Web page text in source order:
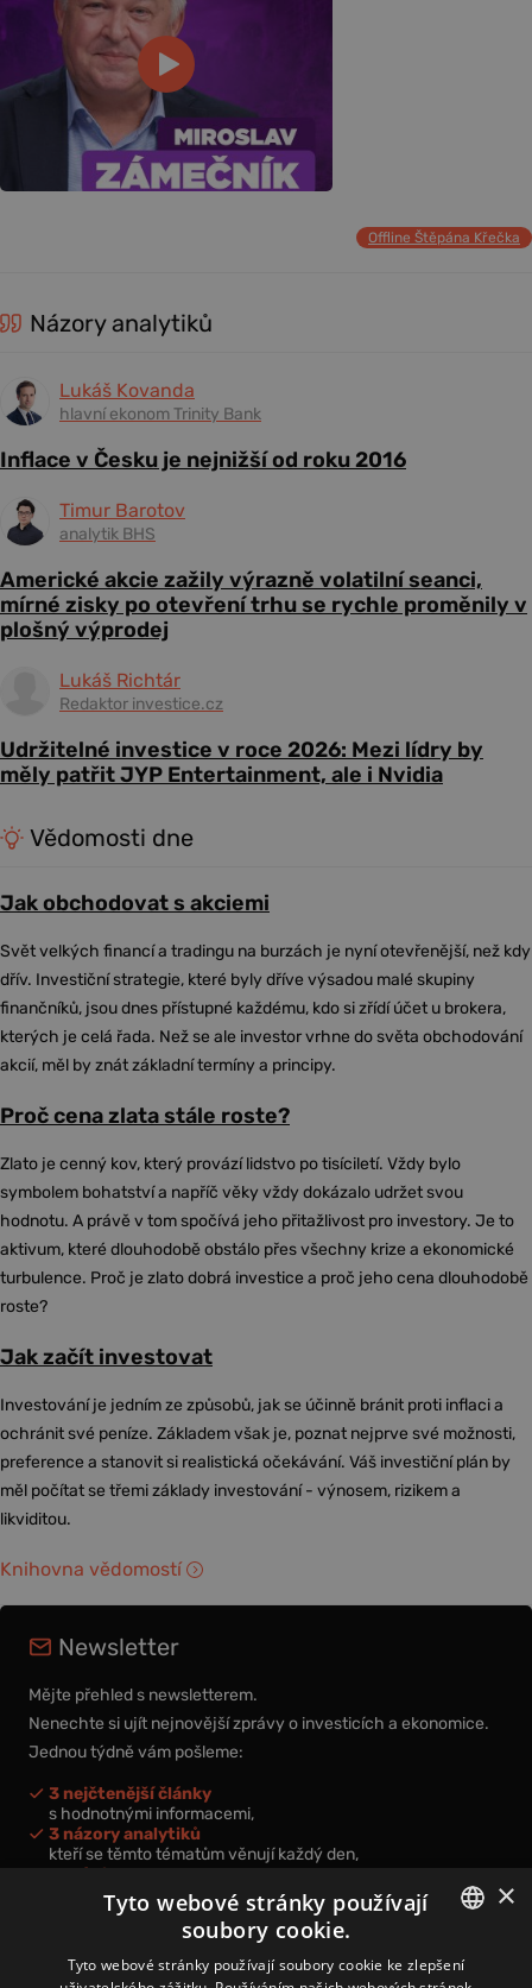
Offline Štěpána Křečka
Názory analytiků
Lukáš Kovanda
hlavní ekonom Trinity Bank
Inflace v Česku je nejnižší od roku 2016
Timur Barotov
analytik BHS
Americké akcie zažily výrazně volatilní seanci,
mírné zisky po otevření trhu se rychle proměnily v
plošný výprodej
Lukáš Richtár
Redaktor investice.cz
Udržitelné investice v roce 2026: Mezi lídry by
měly patřit JYP Entertainment, ale i Nvidia
Vědomosti dne
Jak obchodovat s akciemi
Svět velkých financí a tradingu na burzách je nyní otevřenější, než kdy
dřív. Investiční strategie, které byly dříve výsadou malé skupiny
finančníků, jsou dnes přístupné každému, kdo si zřídí účet u brokera,
kterých je celá řada. Než se ale investor vrhne do světa obchodování
akcií, měl by znát základní termíny a principy.
Proč cena zlata stále roste?
Zlato je cenný kov, který provází lidstvo po tisíciletí. Vždy bylo
symbolem bohatství a napříč věky vždy dokázalo udržet svou
hodnotu. A právě v tom spočívá jeho přitažlivost pro investory. Je to
aktivum, které dlouhodobě obstálo přes všechny krize a ekonomické
turbulence. Proč je zlato dobrá investice a proč jeho cena dlouhodobě
roste?
Jak začít investovat
Investování je jedním ze způsobů, jak se účinně bránit proti inflaci a
ochránit své peníze. Základem však je, poznat nejprve své možnosti,
preference a stanovit si realistická očekávání. Váš investiční plán by
měl počítat se třemi základy investování - výnosem, rizikem a
likviditou.
Knihovna vědomostí
Newsletter
Mějte přehled s newsletterem.
Nenechte si ujít nejnovější zprávy o investicích a ekonomice.
Jednou týdně vám pošleme:
3 nejčtenější články
s hodnotnými informacemi,
3 názory analytiků
kteří se těmto tématům věnují každý den,
nová videa a podcasty
k prohloubení vašich znalostí.
CZECH
×
Tyto webové stránky používají
soubory cookie.
Tyto webové stránky používají soubory cookie ke zlepšení